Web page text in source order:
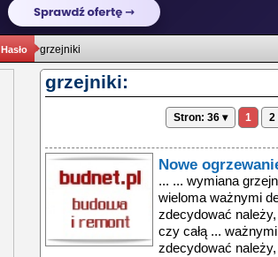
Hasło grzejniki
grzejniki:
Stron: 36 ▾ 1 2
Nowe
... ... wymiana
wieloma ważnymi
zdecydować
czy całą ...
zdecydować